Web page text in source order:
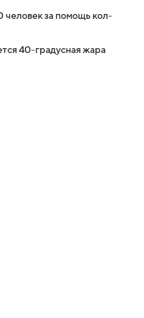
за помощь кол-
40-градусная жара